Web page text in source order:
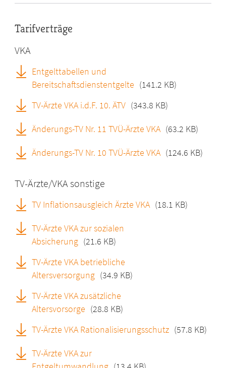
Tarifverträge
VKA
Entgelttabellen und
Bereitschaftsdienstentgelte (141.2 KB)
TV-Ärzte VKA i.d.F. 10. ÄTV (343.8 KB)
Änderungs-TV Nr. 11 TVÜ-Ärzte VKA (63.2 KB)
Änderungs-TV Nr. 10 TVÜ-Ärzte VKA (124.6 KB)
TV-Ärzte/VKA sonstige
TV Inflationsausgleich Ärzte VKA (18.1 KB)
TV-Ärzte VKA zur sozialen
Absicherung (21.6 KB)
TV-Ärzte VKA betriebliche
Altersversorgung (34.9 KB)
TV-Ärzte VKA zusätzliche
Altersvorsorge (28.8 KB)
TV-Ärzte VKA Rationalisierungsschutz (57.8 KB)
TV-Ärzte VKA zur